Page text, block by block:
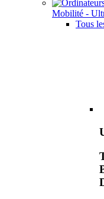
Mobilité -
Tous